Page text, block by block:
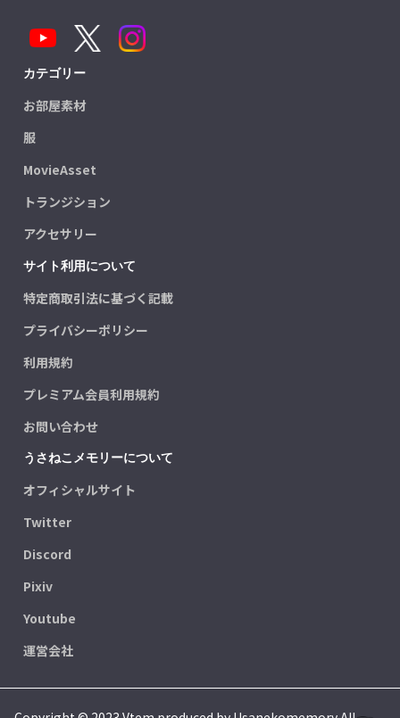
カテゴリー
お部屋素材
服
MovieAsset
トランジション
アクセサリー
サイト利用について
特定商取引法に基づく記載
プライバシーポリシー
利用規約
プレミアム会員利用規約
お問い合わせ
うさねこメモリーについて
オフィシャルサイト
Twitter
Discord
Pixiv
Youtube
運営会社